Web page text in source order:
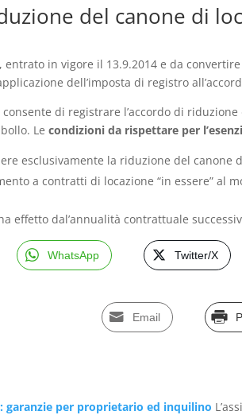
del canone di
, entrato in vigore il 13.9.2014 e da
dell’imposta di registro
consente di registrare l’accordo di
Lecondizioni da rispettare per
esclusivamente la riduzione del canone
a contratti di locazione “in essere” al
effetto dal’annualità contrattuale
WhatsApp Twitter/X
Email
garanzie per proprietario ed inquilino